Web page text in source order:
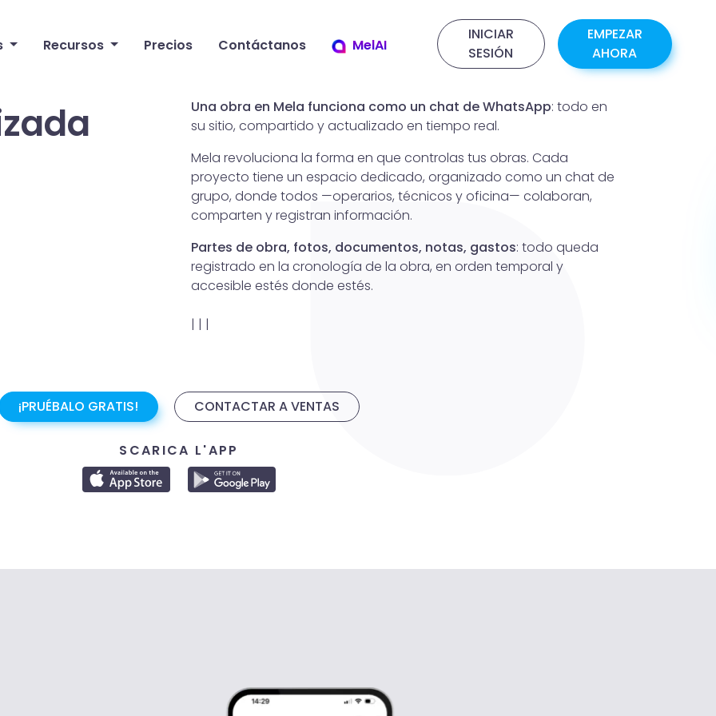
Recursos Precios Contáctanos MelAI
INICIAR
SESIÓN
EMPEZAR
AHORA
Una obra en Mela funciona como un chat de WhatsApp: todo en
su sitio, compartido y actualizado en tiempo real.
Mela revoluciona la forma en que controlas tus obras. Cada
proyecto tiene un espacio dedicado, organizado como un chat de
grupo, donde todos —operarios, técnicos y oficina— colaboran,
comparten y registran información.
Partes de obra, fotos, documentos, notas, gastos: todo queda
registrado en la cronología de la obra, en orden temporal y
accesible estés donde estés.
| | |
¡PRUÉBALO GRATIS! CONTACTAR A VENTAS
SCARICA L'APP